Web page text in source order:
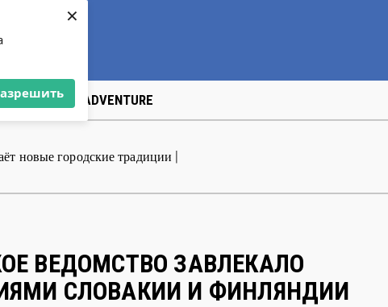
×
US ART&АDVENTURE
новые городские традиции |
ВЕДОМСТВО ЗАВЛЕКАЛО
СЛОВАКИИ И ФИНЛЯНДИИ